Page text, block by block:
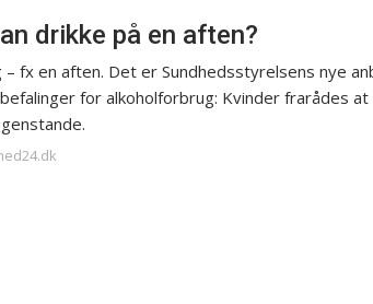
drikke på en aften?
fx en aften. Det er Sundhedsstyrelsens nye
for alkoholforbrug: Kvinder frarådes